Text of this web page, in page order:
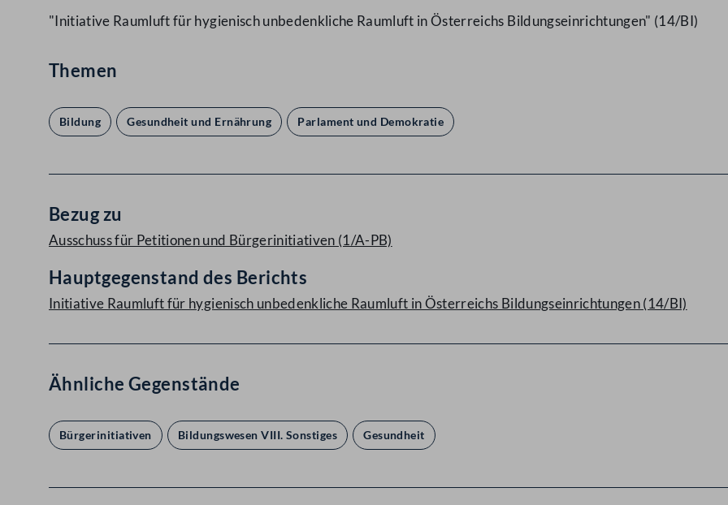
"Initiative Raumluft für hygienisch unbedenkliche Raumluft in Österreichs Bildungseinrichtungen" (14/BI)
Themen
Bildung Gesundheit und Ernährung Parlament und Demokratie
Bezug zu
Ausschuss für Petitionen und Bürgerinitiativen (1/A-PB)
Hauptgegenstand des Berichts
Initiative Raumluft für hygienisch unbedenkliche Raumluft in Österreichs Bildungseinrichtungen (14/BI)
Ähnliche Gegenstände
Bürgerinitiativen Bildungswesen VIII. Sonstiges Gesundheit